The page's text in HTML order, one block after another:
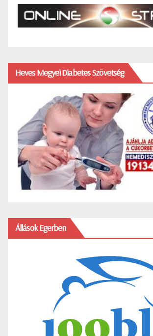
Heves Megyei Diabetes Szövetség
Állások Egerben